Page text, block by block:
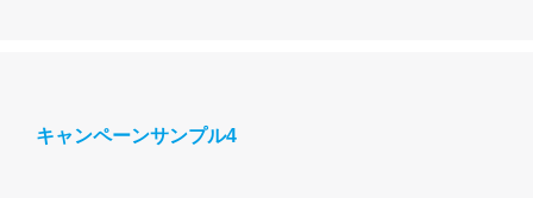
キャンペーンサンプル4